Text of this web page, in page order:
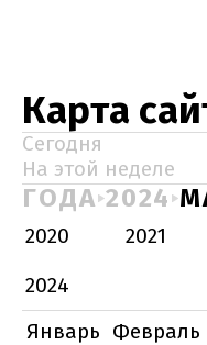
Карта
Сегодня
На этой неделе
ГОДА 2024
2020 2021
2024
Январь Февраль